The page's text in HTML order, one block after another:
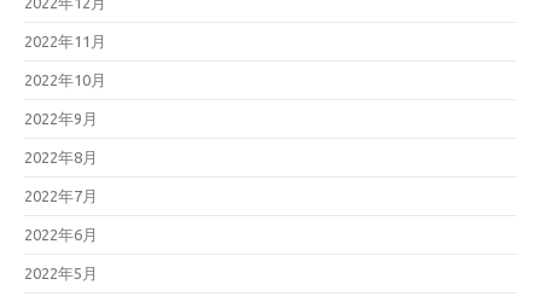
2022年11月
2022年10月
2022年9月
2022年8月
2022年7月
2022年6月
2022年5月